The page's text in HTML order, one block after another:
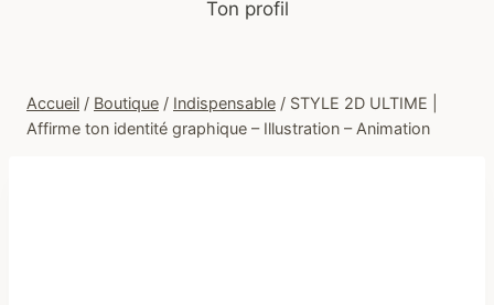
Ton profil
Accueil / Boutique / Indispensable / STYLE 2D ULTIME |
Affirme ton identité graphique – Illustration – Animation